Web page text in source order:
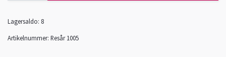
Lagersaldo: 8
Artikelnummer: Resår 1005